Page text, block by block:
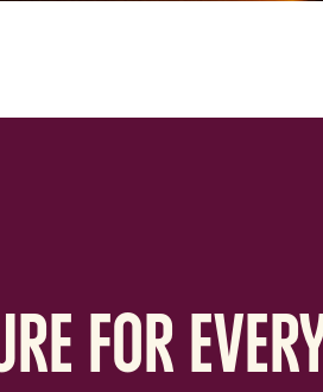
FOR